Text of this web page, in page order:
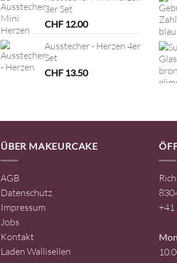
3er Set
CHF12.00
Ausstecher - Herzen 4er
Set
CHF13.50
ÜBER MAKEURCAKE
AGB
Datenschutz
Impressum
Jobs
Kontakt
Laden Wallisellen
+41